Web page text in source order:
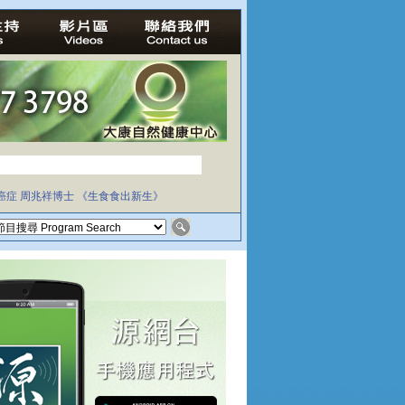
症 周兆祥博士 《生食食出新生》